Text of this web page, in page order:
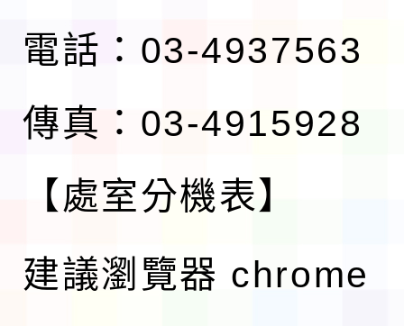
電話：03-4937563
傳真：03-4915928
【處室分機表】
建議瀏覽器 chrome